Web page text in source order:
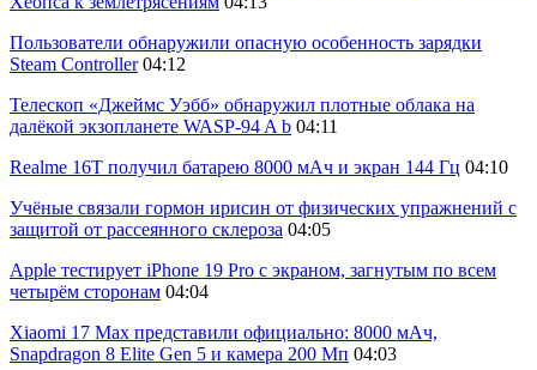
Пользователи обнаружили опасную особенность зарядки
Steam Controller 04:12
Телескоп «Джеймс Уэбб» обнаружил плотные облака на
далёкой экзопланете WASP-94 A b 04:11
Realme 16T получил батарею 8000 мАч и экран 144 Гц 04:10
Учёные связали гормон ирисин от физических упражнений с
защитой от рассеянного склероза 04:05
Apple тестирует iPhone 19 Pro с экраном, загнутым по всем
четырём сторонам 04:04
Xiaomi 17 Max представили официально: 8000 мАч,
Snapdragon 8 Elite Gen 5 и камера 200 Мп 04:03